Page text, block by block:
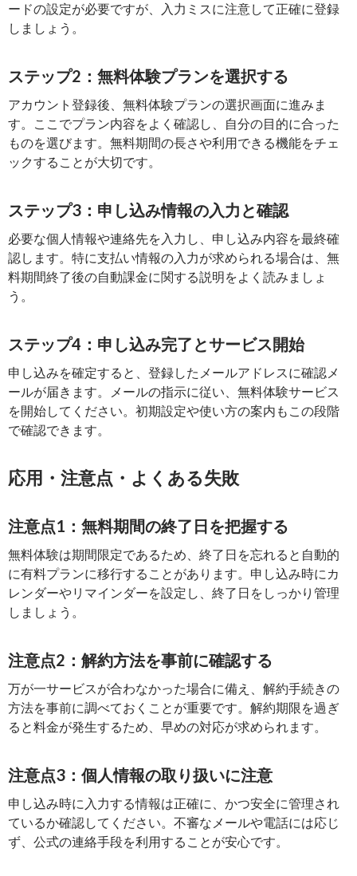
ードの設定が必要ですが、入力ミスに注意して正確に登録
しましょう。
ステップ2：無料体験プランを選択する
アカウント登録後、無料体験プランの選択画面に進みま
す。ここでプラン内容をよく確認し、自分の目的に合った
ものを選びます。無料期間の長さや利用できる機能をチェ
ックすることが大切です。
ステップ3：申し込み情報の入力と確認
必要な個人情報や連絡先を入力し、申し込み内容を最終確
認します。特に支払い情報の入力が求められる場合は、無
料期間終了後の自動課金に関する説明をよく読みましょ
う。
ステップ4：申し込み完了とサービス開始
申し込みを確定すると、登録したメールアドレスに確認メ
ールが届きます。メールの指示に従い、無料体験サービス
を開始してください。初期設定や使い方の案内もこの段階
で確認できます。
応用・注意点・よくある失敗
注意点1：無料期間の終了日を把握する
無料体験は期間限定であるため、終了日を忘れると自動的
に有料プランに移行することがあります。申し込み時にカ
レンダーやリマインダーを設定し、終了日をしっかり管理
しましょう。
注意点2：解約方法を事前に確認する
万が一サービスが合わなかった場合に備え、解約手続きの
方法を事前に調べておくことが重要です。解約期限を過ぎ
ると料金が発生するため、早めの対応が求められます。
注意点3：個人情報の取り扱いに注意
申し込み時に入力する情報は正確に、かつ安全に管理され
ているか確認してください。不審なメールや電話には応じ
ず、公式の連絡手段を利用することが安心です。